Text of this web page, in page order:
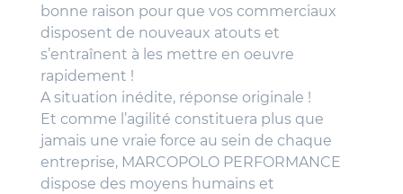
bonne raison pour que vos commerciaux
disposent de nouveaux atouts et
s’entraînent à les mettre en oeuvre
rapidement !
A situation inédite, réponse originale !
Et comme l’agilité constituera plus que
jamais une vraie force au sein de chaque
entreprise, MARCOPOLO PERFORMANCE
dispose des moyens humains et